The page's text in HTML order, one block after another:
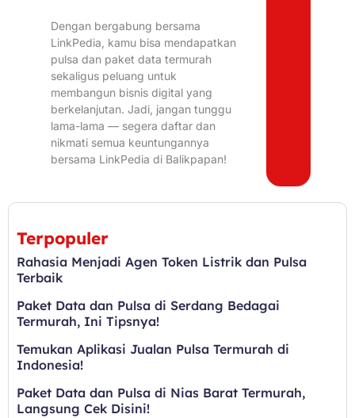
Dengan bergabung bersama
LinkPedia, kamu bisa mendapatkan
pulsa dan paket data termurah
sekaligus peluang untuk
membangun bisnis digital yang
berkelanjutan. Jadi, jangan tunggu
lama-lama — segera daftar dan
nikmati semua keuntungannya
bersama LinkPedia di Balikpapan!
Terpopuler
Rahasia Menjadi Agen Token Listrik dan Pulsa
Terbaik
Paket Data dan Pulsa di Serdang Bedagai
Termurah, Ini Tipsnya!
Temukan Aplikasi Jualan Pulsa Termurah di
Indonesia!
Paket Data dan Pulsa di Nias Barat Termurah,
Langsung Cek Disini!